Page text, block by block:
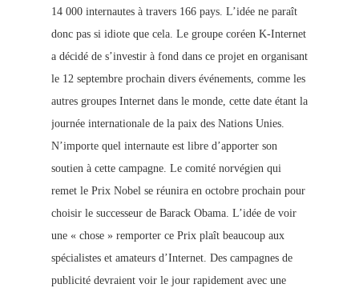
14 000 internautes à travers 166 pays. L’idée ne paraît
donc pas si idiote que cela. Le groupe coréen K-Internet
a décidé de s’investir à fond dans ce projet en organisant
le 12 septembre prochain divers événements, comme les
autres groupes Internet dans le monde, cette date étant la
journée internationale de la paix des Nations Unies.
N’importe quel internaute est libre d’apporter son
soutien à cette campagne. Le comité norvégien qui
remet le Prix Nobel se réunira en octobre prochain pour
choisir le successeur de Barack Obama. L’idée de voir
une « chose » remporter ce Prix plaît beaucoup aux
spécialistes et amateurs d’Internet. Des campagnes de
publicité devraient voir le jour rapidement avec une